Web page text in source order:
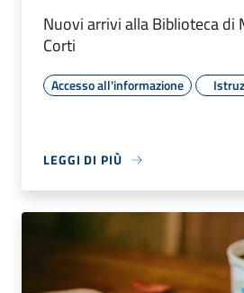
Nuovi arrivi alla Biblioteca di
Corti
Accesso all'informazione
LEGGI DI PIÙ